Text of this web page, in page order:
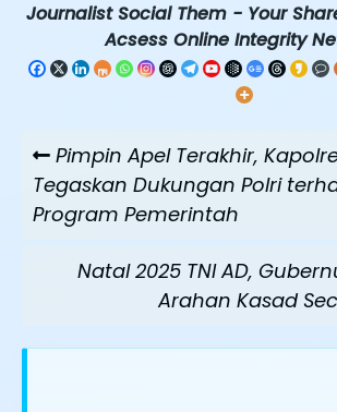
Journalist Social Them - Your
Acsess Online Integrity
posPrevious
Post
Pimpin Apel Terakhir,
Tegaskan Dukungan Polri
Program Pemerintah
Natal 2025 TNI AD,
Arahan Kasad